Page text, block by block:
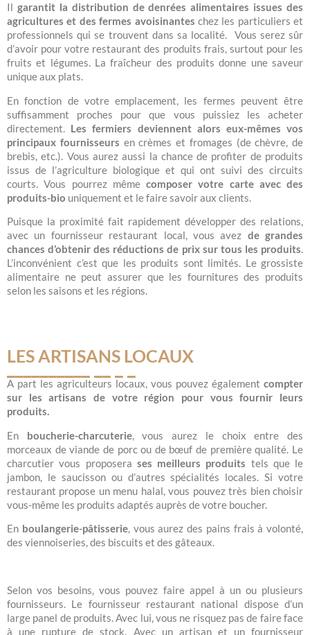
Il garantit la distribution de denrées alimentaires issues des
agricultures et des fermes avoisinantes chez les particuliers et
professionnels qui se trouvent dans sa localité. Vous serez sûr
d’avoir pour votre restaurant des produits frais, surtout pour les
fruits et légumes. La fraîcheur des produits donne une saveur
unique aux plats.
En fonction de votre emplacement, les fermes peuvent être
suffisamment proches pour que vous puissiez les acheter
directement. Les fermiers deviennent alors eux-mêmes vos
principaux fournisseurs en crèmes et fromages (de chèvre, de
brebis, etc.). Vous aurez aussi la chance de profiter de produits
issus de l’agriculture biologique et qui ont suivi des circuits
courts. Vous pourrez même composer votre carte avec des
produits-bio uniquement et le faire savoir aux clients.
Puisque la proximité fait rapidement développer des relations,
avec un fournisseur restaurant local, vous avez de grandes
chances d’obtenir des réductions de prix sur tous les produits.
L’inconvénient c’est que les produits sont limités. Le grossiste
alimentaire ne peut assurer que les fournitures des produits
selon les saisons et les régions.
LES ARTISANS LOCAUX
A part les agriculteurs locaux, vous pouvez également compter
sur les artisans de votre région pour vous fournir leurs
produits.
En boucherie-charcuterie, vous aurez le choix entre des
morceaux de viande de porc ou de bœuf de première qualité. Le
charcutier vous proposera ses meilleurs produits tels que le
jambon, le saucisson ou d’autres spécialités locales. Si votre
restaurant propose un menu halal, vous pouvez très bien choisir
vous-même les produits adaptés auprès de votre boucher.
En boulangerie-pâtisserie, vous aurez des pains frais à volonté,
des viennoiseries, des biscuits et des gâteaux.
Selon vos besoins, vous pouvez faire appel à un ou plusieurs
fournisseurs. Le fournisseur restaurant national dispose d’un
large panel de produits. Avec lui, vous ne risquez pas de faire face
à une rupture de stock. Avec un artisan et un fournisseur